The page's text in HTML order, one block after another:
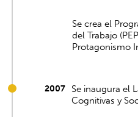
Se crea el
del Trabajo
Protagonismo
2007
Se inaugura el
Cognitivas y